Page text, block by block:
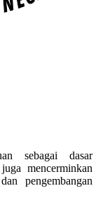
sebagai dasar
mencerminkan
pengembangan